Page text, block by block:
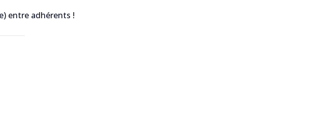
entre adhérents !